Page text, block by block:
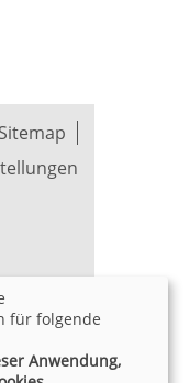
Sitemap
für folgende
Anwendung,